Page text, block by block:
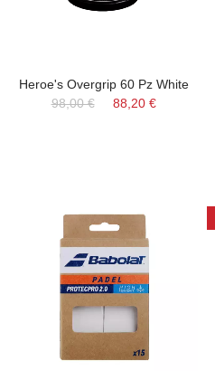
Heroe's Overgrip 60 Pz White
98,00 €
88,20 €